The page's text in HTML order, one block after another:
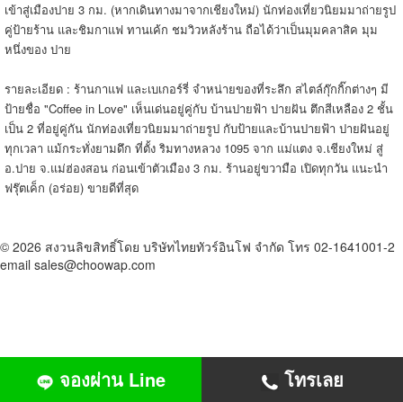
เข้าสู่เมืองปาย 3 กม. (หากเดินทางมาจากเชียงใหม่) นักท่องเที่ยวนิยมมาถ่ายรูป
คู่ป้ายร้าน และชิมกาแฟ ทานเค้ก ชมวิวหลังร้าน ถือได้ว่าเป็นมุมคลาสิค มุม
หนึ่งของ ปาย
รายละเอียด : ร้านกาแฟ และเบเกอร์รี่ จำหน่ายของที่ระลึก สไตล์กุ๊กกิ๊กต่างๆ มี
ป้ายชื่อ "Coffee in Love" เห็นเด่นอยู่คู่กับ บ้านปายฟ้า ปายฝัน ตึกสีเหลือง 2 ชั้น
เป็น 2 ที่อยู่คู่กัน นักท่องเที่ยวนิยมมาถ่ายรูป กับป้ายและบ้านปายฟ้า ปายฝันอยู่
ทุกเวลา แม้กระทั่งยามดึก ที่ตั้ง ริมทางหลวง 1095 จาก แม่แตง จ.เชียงใหม่ สู่
อ.ปาย จ.แม่ฮ่องสอน ก่อนเข้าตัวเมือง 3 กม. ร้านอยู่ขวามือ เปิดทุกวัน แนะนำ
ฟรุ๊ตเค็ก (อร่อย) ขายดีที่สุด
© 2026 สงวนลิขสิทธิ์โดย บริษัทไทยทัวร์อินโฟ จำกัด โทร 02-1641001-2
email sales@choowap.com
จองผ่าน Line โทรเลย